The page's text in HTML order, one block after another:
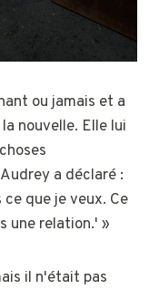
ou jamais et a
nouvelle. Elle lui
a déclaré :
que je veux. Ce
une relation.' »
il n'était pas